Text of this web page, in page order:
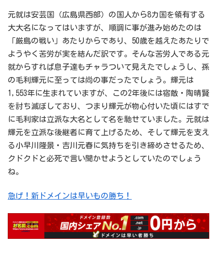
元就は安芸国（広島県西部）の国人から8カ国を領有する
大大名になってはいますが、順調に事が進み始めたのは
「厳島の戦い」あたりからであり、50歳を越えたあたりで
ようやく苦労が実を結んだ訳です。そんな苦労人である元
就からすれば息子達もチャラついて見えたでしょうし、孫
の毛利輝元に至っては尚の事だったでしょう。輝元は
1,553年に生まれていますが、この2年後には宿敵・陶晴賢
を討ち滅ぼしており、つまり輝元が物心付いた頃にはすで
に毛利家は立派な大名として名を馳せていました。元就は
輝元を立派な後継者に育て上げるため、そして輝元を支え
る小早川隆景・吉川元春に気持ちを引き締めさせるため、
クドクドと必死で言い聞かせようとしていたのでしょう
ね。
急げ！新ドメインは早いもの勝ち！